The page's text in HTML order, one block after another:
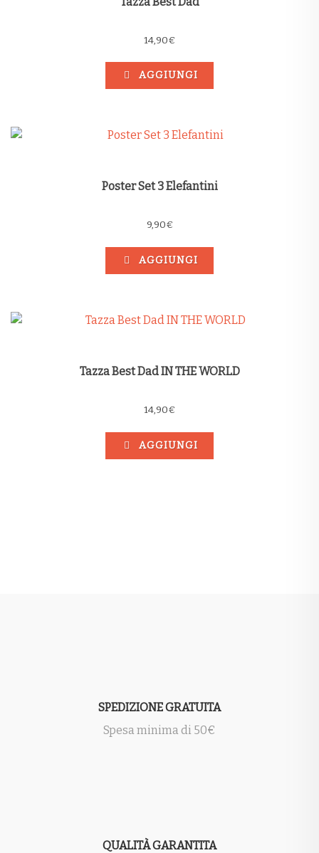
14,90€
AGGIUNGI
Poster Set 3 Elefantini
9,90€
AGGIUNGI
Tazza Best Dad IN THE WORLD
14,90€
AGGIUNGI
SPEDIZIONE GRATUITA
Spesa minima di 50€
QUALITÀ GARANTITA